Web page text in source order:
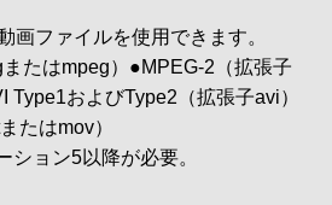
画ファイルを使用できます。
たはmpeg）●MPEG-2（拡張子
Type1およびType2（拡張子avi）
たはmov）
ョン5以降が必要。